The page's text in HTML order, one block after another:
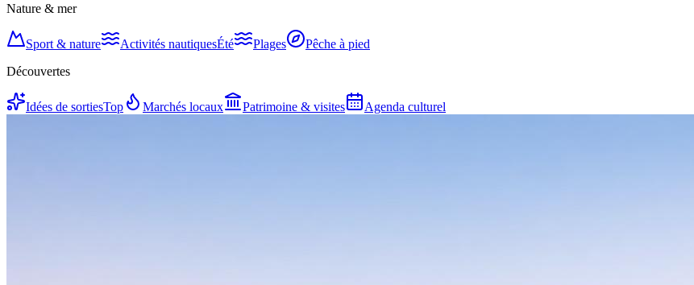
Nature & mer
Sport & nature Activités nautiquesÉté Plages
Pêche à pied
Découvertes
Idées de sortiesTop Marchés locaux Patrimoine & visites Agenda culturel